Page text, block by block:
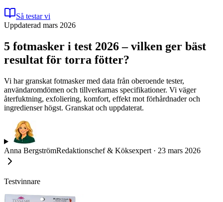
Så testar vi
Uppdaterad mars 2026
5 fotmasker i test 2026 – vilken ger bäst
resultat för torra fötter?
Vi har granskat fotmasker med data från oberoende tester,
användaromdömen och tillverkarnas specifikationer. Vi väger
återfuktning, exfoliering, komfort, effekt mot förhårdnader och
ingredienser högst. Granskat och uppdaterat.
Anna BergströmRedaktionschef & Köksexpert · 23 mars 2026
Testvinnare